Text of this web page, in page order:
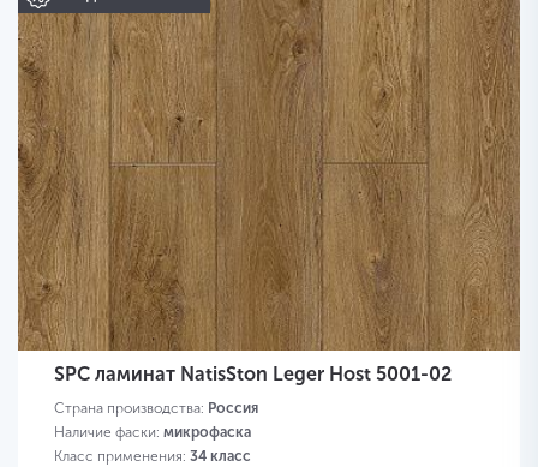
SPC ламинат NatisSton Leger Host 5001-02
Страна производства: Россия
Наличие фаски: микрофаска
Класс применения: 34 класс